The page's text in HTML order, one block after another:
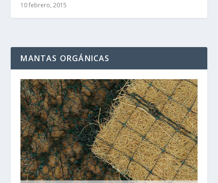
10 febrero, 2015
MANTAS ORGÁNICAS